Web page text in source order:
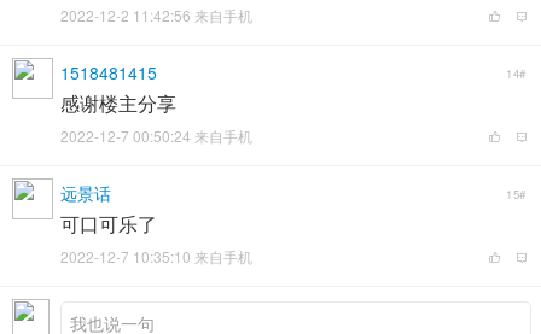
2022-12-2 11:42:56 来自手机
1518481415 14#
感谢楼主分享
2022-12-7 00:50:24 来自手机
远景话 15#
可口可乐了
2022-12-7 10:35:10 来自手机